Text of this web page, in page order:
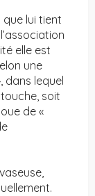
lui tient
elle est
une
dans lequel
touche, soit
de «